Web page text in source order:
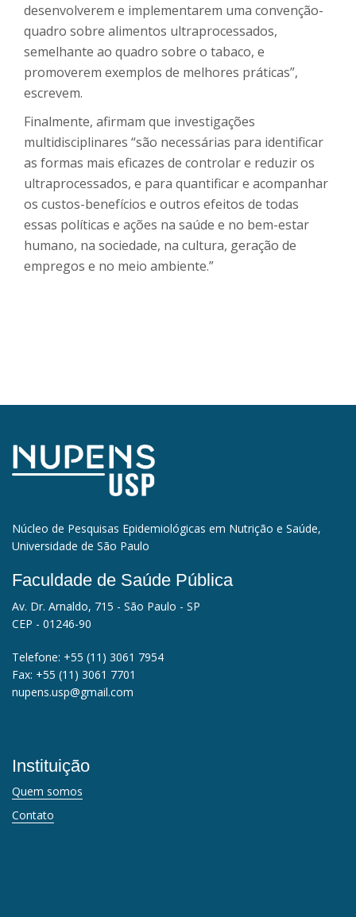
desenvolverem e implementarem uma convenção-
quadro sobre alimentos ultraprocessados,
semelhante ao quadro sobre o tabaco, e
promoverem exemplos de melhores práticas”,
escrevem.
Finalmente, afirmam que investigações
multidisciplinares “são necessárias para identificar
as formas mais eficazes de controlar e reduzir os
ultraprocessados, e para quantificar e acompanhar
os custos-benefícios e outros efeitos de todas
essas políticas e ações na saúde e no bem-estar
humano, na sociedade, na cultura, geração de
empregos e no meio ambiente.”
Núcleo de Pesquisas Epidemiológicas em Nutrição e Saúde,
Universidade de São Paulo
Faculdade de Saúde Pública
Av. Dr. Arnaldo, 715 - São Paulo - SP
CEP - 01246-90
Telefone: +55 (11) 3061 7954
Fax: +55 (11) 3061 7701
nupens.usp@gmail.com
Instituição
Quem somos
Contato